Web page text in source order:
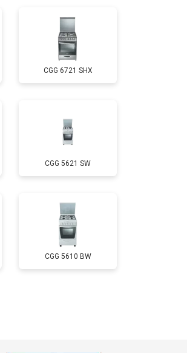
Заказать
Заказать
Заказать
Заказать
CGG 6721 SHX
CGG 5621 SW
CGG 5610 BW